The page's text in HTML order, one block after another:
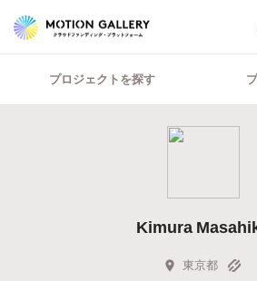
プロジェクトを探す
Kimura
東京都